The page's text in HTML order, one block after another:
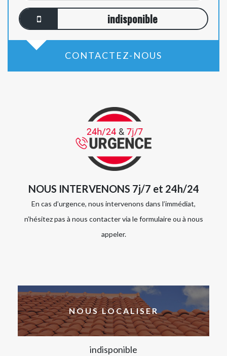
indisponible
CONTACTEZ-NOUS
NOUS INTERVENONS 7j/7 et 24h/24
En cas d’urgence, nous intervenons dans l’immédiat,
n’hésitez pas à nous contacter via le formulaire ou à nous
appeler.
NOUS LOCALISER
indisponible